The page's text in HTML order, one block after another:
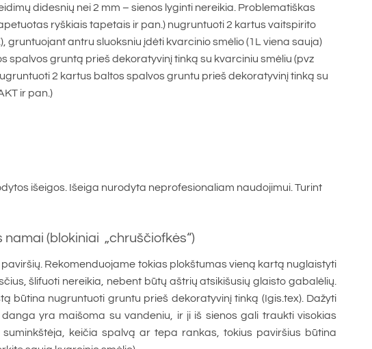
didesnių nei 2 mm – sienos lyginti nereikia. Problematiškas
ryškiais tapetais ir pan.) nugruntuoti 2 kartus vaitspirito
gruntuojant antru sluoksniu įdėti kvarcinio smėlio (1L viena sauja)
gruntą prieš dekoratyvinį tinką su kvarciniu smėliu (pvz
2 kartus baltos spalvos gruntu prieš dekoratyvinį tinką su
ir pan.)
išeigos. Išeiga nurodyta neprofesionaliam naudojimui. Turint
(blokiniai „chruščiofkės“)
Rekomenduojame tokias plokštumas vieną kartą nuglaistyti
šlifuoti nereikia, nebent būtų aštrių atsikišusių glaisto gabalėlių.
būtina nugruntuoti gruntu prieš dekoratyvinį tinką (Igis.tex). Dažyti
yra maišoma su vandeniu, ir ji iš sienos gali traukti visokias
keičia spalvą ar tepa rankas, tokius paviršius būtina